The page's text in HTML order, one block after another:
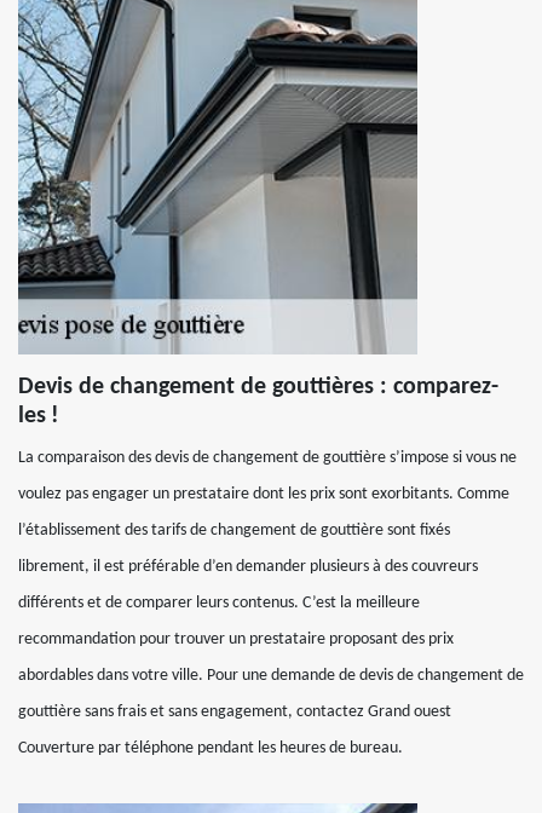
Devis de changement de gouttières : comparez-
les !
La comparaison des devis de changement de gouttière s’impose si vous ne
voulez pas engager un prestataire dont les prix sont exorbitants. Comme
l’établissement des tarifs de changement de gouttière sont fixés
librement, il est préférable d’en demander plusieurs à des couvreurs
différents et de comparer leurs contenus. C’est la meilleure
recommandation pour trouver un prestataire proposant des prix
abordables dans votre ville. Pour une demande de devis de changement de
gouttière sans frais et sans engagement, contactez Grand ouest
Couverture par téléphone pendant les heures de bureau.